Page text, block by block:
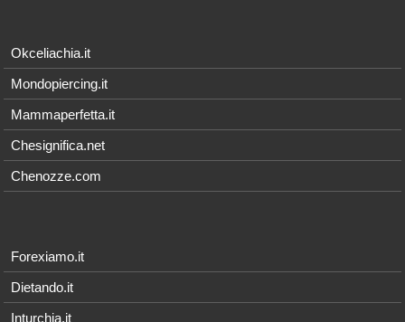
Okceliachia.it
Mondopiercing.it
Mammaperfetta.it
Chesignifica.net
Chenozze.com
Forexiamo.it
Dietando.it
Inturchia.it